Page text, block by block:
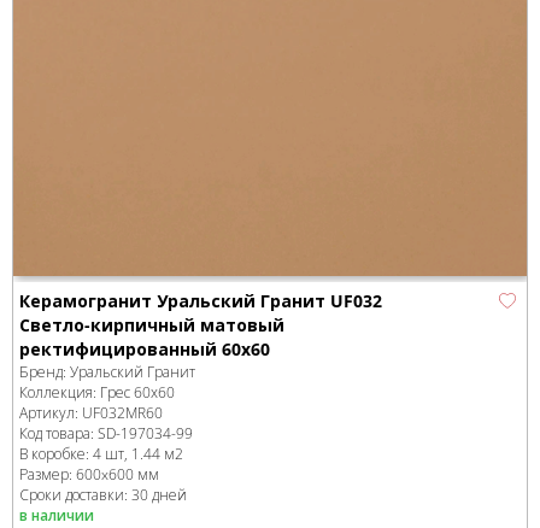
Керамогранит Уральский Гранит UF032
Светло-кирпичный матовый
ректифицированный 60х60
Бренд: Уральский Гранит
Коллекция: Грес 60х60
Артикул: UF032MR60
Код товара: SD-197034-99
В коробке: 4 шт, 1.44 м2
Размер: 600x600 мм
Сроки доставки: 30 дней
в наличии